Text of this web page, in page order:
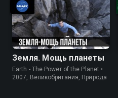
Земля. Мощь планеты
Earth - The Power of the Planet •
2007, Великобритания, Природа